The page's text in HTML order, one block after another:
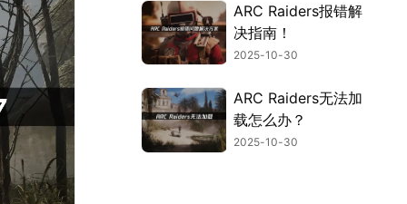
ARC Raiders报错解
决指南！
2025-10-30
ARC Raiders无法加
载怎么办？
2025-10-30